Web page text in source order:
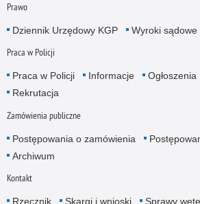
Prawo
Dziennik Urzędowy KGP Wyroki sądowe
Praca w Policji
Praca w Policji Informacje Ogłoszenia
Rekrutacja
Zamówienia publiczne
Postępowania o zamówienia
Archiwum
Kontakt
Rzecznik Skargi i wnioski Sprawy